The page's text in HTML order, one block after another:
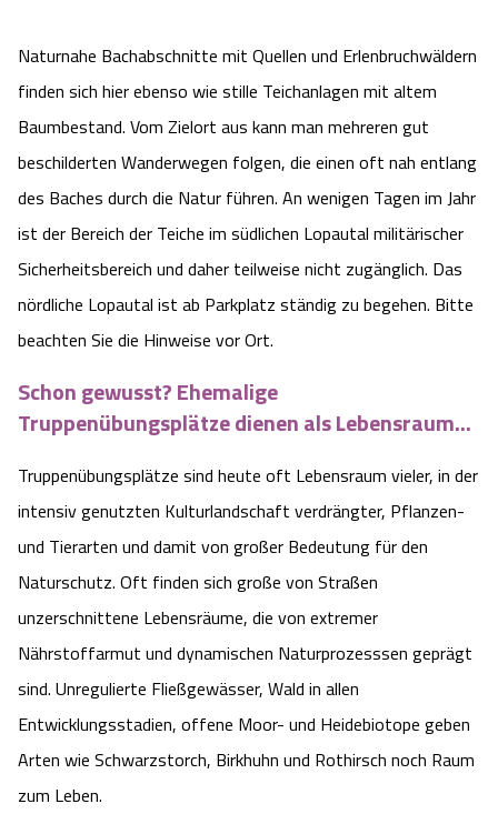
Urlaub auf dem Bauernhof
Urlaub mit Hund
Anreise
Kataloge
Videos
Shop
Kontakt
Kutschen
Regionale Küche
HeideSpezialitäten
Unterkünfte
Naturhotels
Urlaub mit Hund
Urlaub auf dem Bauernhof
Landschaftsführungen
Veranstaltungen
Wildpark Schwarze Berge
Otter Zentrum
Wildpark Müden
Ralf Schumacher Kart & Bowl
Das verrückte Haus
Abenteuerland Trampolin-Park
Battle Kart Bispingen
Unterkünfte
Ausflugsziele
Kulinarisches Celle
Unterkünfte Celle
Veranstaltungen & Führungen Celle
Naturnahe Bachabschnitte mit Quellen und Erlenbruchwäldern
finden sich hier ebenso wie stille Teichanlagen mit altem
Baumbestand. Vom Zielort aus kann man mehreren gut
beschilderten Wanderwegen folgen, die einen oft nah entlang
des Baches durch die Natur führen. An wenigen Tagen im Jahr
ist der Bereich der Teiche im südlichen Lopautal militärischer
Sicherheitsbereich und daher teilweise nicht zugänglich. Das
nördliche Lopautal ist ab Parkplatz ständig zu begehen. Bitte
beachten Sie die Hinweise vor Ort.
Schon gewusst? Ehemalige
Truppenübungsplätze dienen als Lebensraum...
Truppenübungsplätze sind heute oft Lebensraum vieler, in der
intensiv genutzten Kulturlandschaft verdrängter, Pflanzen-
und Tierarten und damit von großer Bedeutung für den
Naturschutz. Oft finden sich große von Straßen
unzerschnittene Lebensräume, die von extremer
Nährstoffarmut und dynamischen Naturprozesssen geprägt
sind. Unregulierte Fließgewässer, Wald in allen
Entwicklungsstadien, offene Moor- und Heidebiotope geben
Arten wie Schwarzstorch, Birkhuhn und Rothirsch noch Raum
zum Leben.